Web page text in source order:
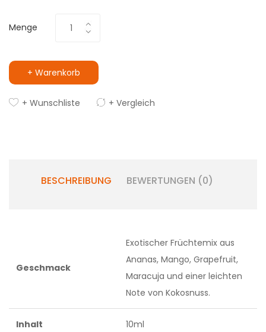
Menge
+ Warenkorb
+ Wunschliste + Vergleich
BESCHREIBUNG BEWERTUNGEN (0)
Geschmack
Exotischer Früchtemix aus
Ananas, Mango, Grapefruit,
Maracuja und einer leichten
Note von Kokosnuss.
Inhalt 10ml